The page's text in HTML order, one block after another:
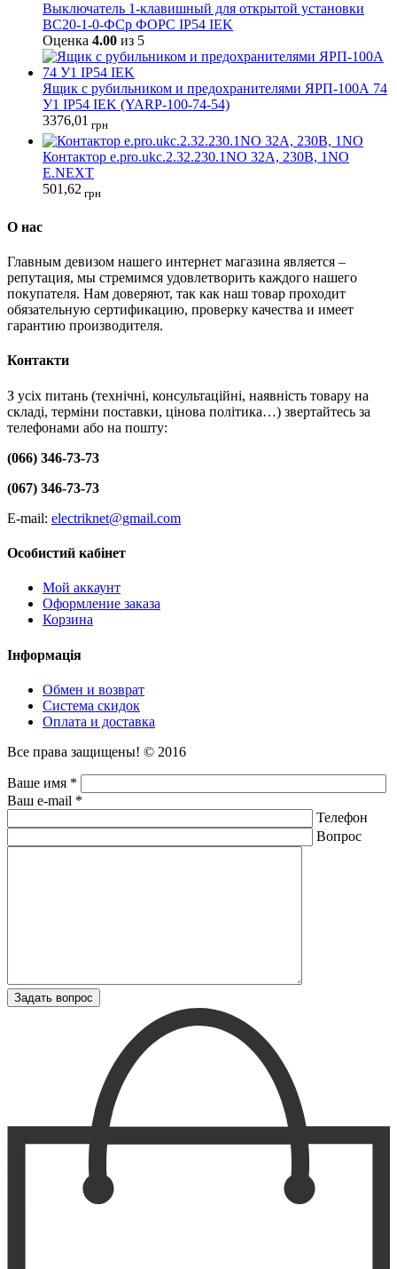
Выключатель 1-клавишный для открытой установки
ВС20-1-0-ФСр ФОРС IP54 IEK
Оценка 4.00 из 5
Ящик с рубильником и предохранителями ЯРП-100А 74
У1 IP54 IEK (YARP-100-74-54)
3376,01 грн
Контактор e.pro.ukc.2.32.230.1NO 32А, 230В, 1NO
E.NEXT
501,62 грн
О нас
Главным девизом нашего интернет магазина является –
репутация, мы стремимся удовлетворить каждого нашего
покупателя. Нам доверяют, так как наш товар проходит
обязательную сертификацию, проверку качества и имеет
гарантию производителя.
Контакти
З усіх питань (технічні, консультаційні, наявність товару на
складі, терміни поставки, цінова політика…) звертайтесь за
телефонами або на пошту:
(066) 346-73-73
(067) 346-73-73
E-mail: electriknet@gmail.com
Особистий кабінет
Мой аккаунт
Оформление заказа
Корзина
Інформація
Обмен и возврат
Система скидок
Оплата и доставка
Все права защищены! © 2016
Ваше имя *
Ваш e-mail *
Телефон
Вопрос